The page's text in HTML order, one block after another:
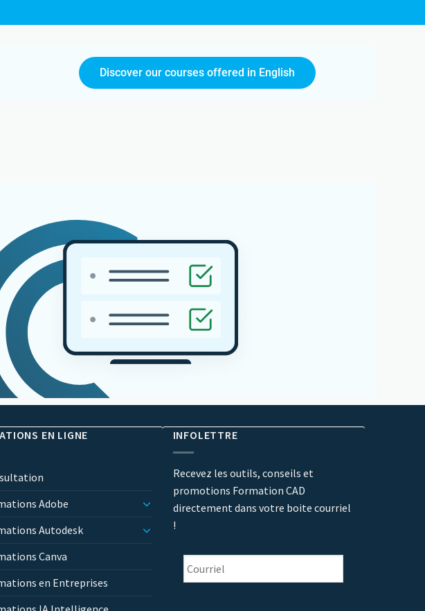
Discover our courses offered in English
EN LIGNE
Adobe
Autodesk
Canva
en Entreprises
INFOLETTRE
Recevez les outils, conseils et
promotions Formation CAD
directement dans votre boite courriel
!
Courriel *